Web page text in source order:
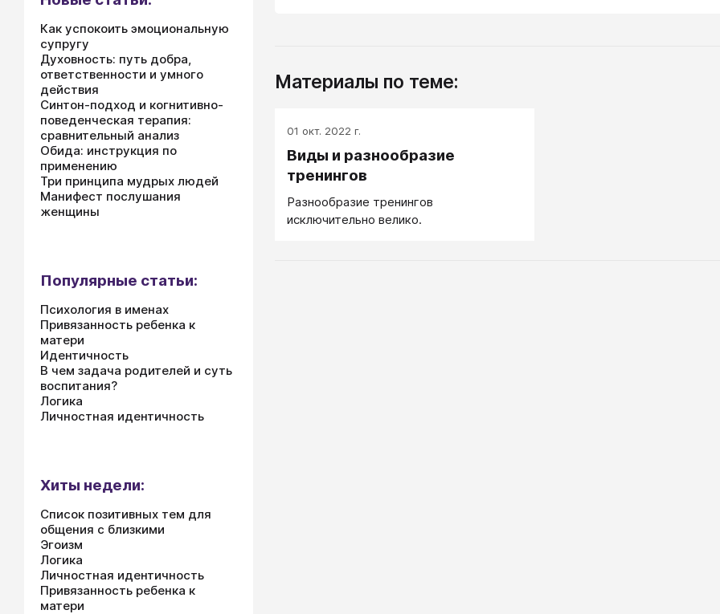
Материалы по теме:
01 окт. 2022 г.
Виды и разнообразие
тренингов
Разнообразие тренингов
исключительно велико.
Как успокоить эмоциональную
супругу
Духовность: путь добра,
ответственности и умного
действия
Синтон-подход и когнитивно-
поведенческая терапия:
сравнительный анализ
Обида: инструкция по
применению
Три принципа мудрых людей
Манифест послушания
женщины
Популярные статьи:
Психология в именах
Привязанность ребенка к
матери
Идентичность
В чем задача родителей и суть
воспитания?
Логика
Личностная идентичность
Хиты недели:
Список позитивных тем для
общения с близкими
Эгоизм
Логика
Личностная идентичность
Привязанность ребенка к
матери